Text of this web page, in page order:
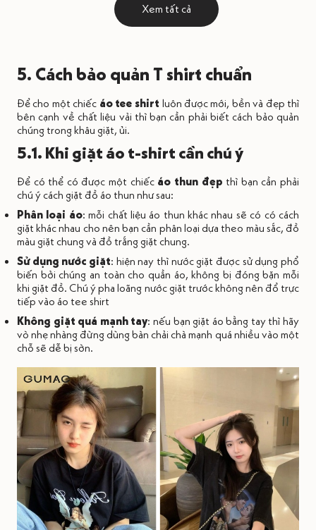
Xem tất cả
5. Cách bảo quản T shirt chuẩn
Để cho một chiếc áo tee shirt luôn được mới, bền và đẹp thì
bên cạnh về chất liệu vải thì bạn cần phải biết cách bảo quản
chúng trong khâu giặt, ủi.
5.1. Khi giặt áo t-shirt cần chú ý
Để có thể có được một chiếcáo thun đẹp thì bạn cần phải
chú ý cách giặt đồ áo thun như sau:
Phân loại áo: mỗi chất liệu áo thun khác nhau sẽ có có cách
giặt khác nhau cho nên bạn cần phân loại dựa theo màu sắc, đồ
màu giặt chung và đồ trắng giặt chung.
Sử dụng nước giặt: hiện nay thì nước giặt được sử dụng phổ
biến bởi chúng an toàn cho quần áo, không bị đóng bặn mỗi
khi giặt đồ. Chú ý pha loãng nước giặt trước không nên đổ trực
tiếp vào áo tee shirt
Không giặt quá mạnh tay: nếu bạn giặt áo bằng tay thì hãy
vò nhẹ nhàng đừng dùng bàn chải chà mạnh quá nhiều vào một
chỗ sẽ dễ bị sờn.